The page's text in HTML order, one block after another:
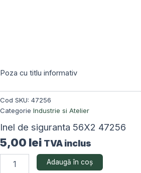
Poza cu titlu informativ
Cod SKU: 47256
Categorie Industrie si Atelier
Inel de siguranta 56X2 47256
5,00 lei TVA inclus
Adaugă în coș